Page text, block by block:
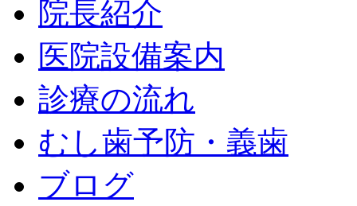
院長紹介
医院設備案内
診療の流れ
むし歯予防・義歯
ブログ